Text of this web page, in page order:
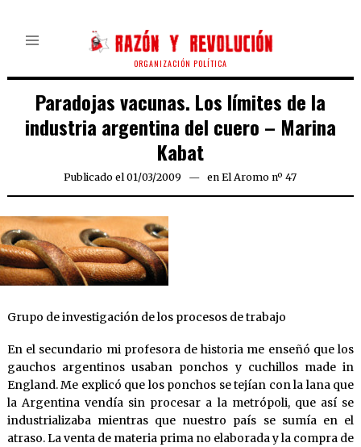
ORGANIZACIÓN POLÍTICA
Paradojas vacunas. Los límites de la
industria argentina del cuero – Marina
Kabat
Publicado el 01/03/2009 25/03/2020
en El Aromo nº 47
Grupo de investigación de los procesos de trabajo
En el secundario mi profesora de historia me enseñó que los
gauchos argentinos usaban ponchos y cuchillos made in
England. Me explicó que los ponchos se tejían con la lana que
la Argentina vendía sin procesar a la metrópoli, que así se
industrializaba mientras que nuestro país se sumía en el
atraso. La venta de materia prima no elaborada y la compra de